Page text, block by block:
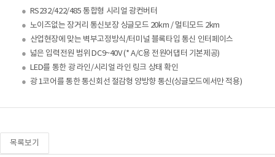
● RS232/422/485 통합형 시리얼 광컨버터
● 노이즈없는 장거리 통신보장 싱글모드 20km / 멀티모드 2km
● 산업현장에 맞는 벽부고정방식/터미널 블록타입 통신 인터페이스
● 넓은 입력전원 범위 DC9~40V (* A/C용 전원어댑터 기본제공)
● LED를 통한 광 라인/시리얼 라인 링크 상태 확인
● 광 1코어를 통한 통신회선 절감형 양방향 통신(싱글모드에서만 적용)
목록보기